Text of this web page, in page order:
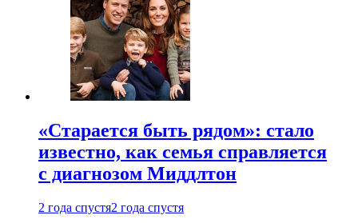
«Старается быть рядом»: стало
известно, как семья справляется
с диагнозом Миддлтон
2 года спустя2 года спустя